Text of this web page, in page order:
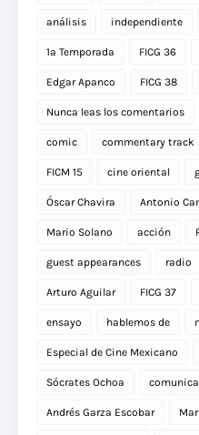
análisis independiente
1a Temporada FICG 36
Edgar Apanco FICG 38
Nunca leas los comentarios
comic commentary track
FICM 15 cine oriental
Óscar Chavira Antonio
Mario Solano acción
guest appearances radio
Arturo Aguilar FICG 37
ensayo hablemos de
Especial de Cine Mexicano
Sócrates Ochoa
Andrés Garza Escobar